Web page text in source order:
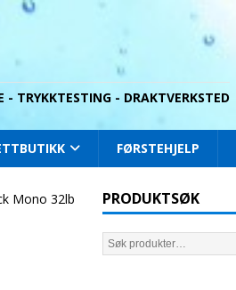
- TRYKKTESTING - DRAKTVERKSTED
FØRSTEHJELP
Mono 32lb PRODUKTSØK